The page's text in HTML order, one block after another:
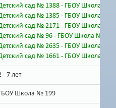
сад № 1388 - ГБОУ Школа №
сад № 1385 - ГБОУ Школа №
сад № 2171 - ГБОУ Школа №
сад № 96 - ГБОУ Школа №
сад № 2635 - ГБОУ Школа №
сад № 1661 - ГБОУ Школа №
- 7 лет
Школа № 199